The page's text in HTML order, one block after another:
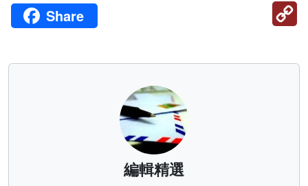
Share
編輯精選